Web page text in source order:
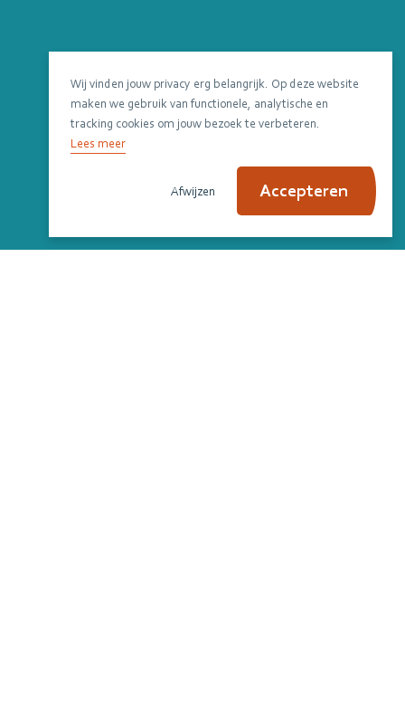
Wij vinden jouw privacy erg belangrijk. Op deze website
maken we gebruik van functionele, analytische en
tracking cookies om jouw bezoek te verbeteren.
Lees meer
Afwijzen
Accepteren